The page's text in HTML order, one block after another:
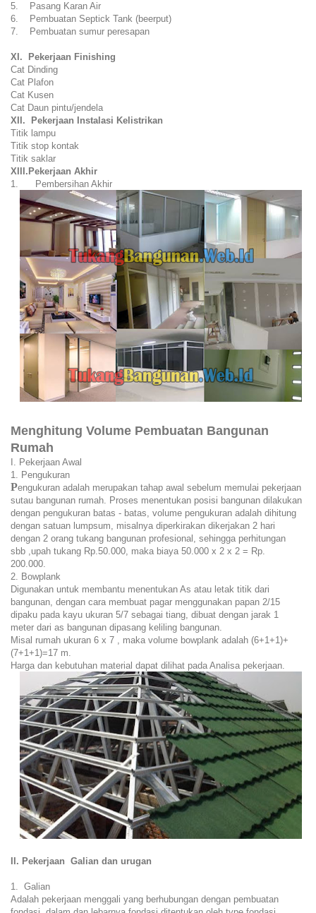
5. Pasang Karan Air
6. Pembuatan Septick Tank (beerput)
7. Pembuatan sumur peresapan
XI. Pekerjaan Finishing
Cat Dinding
Cat Plafon
Cat Kusen
Cat Daun pintu/jendela
XII. Pekerjaan Instalasi Kelistrikan
Titik lampu
Titik stop kontak
Titik saklar
XIII.Pekerjaan Akhir
1. Pembersihan Akhir
Menghitung Volume Pembuatan Bangunan
Rumah
I. Pekerjaan Awal
1. Pengukuran
Pengukuran adalah merupakan tahap awal sebelum memulai pekerjaan
sutau bangunan rumah. Proses menentukan posisi bangunan dilakukan
dengan pengukuran batas - batas, volume pengukuran adalah dihitung
dengan satuan lumpsum, misalnya diperkirakan dikerjakan 2 hari
dengan 2 orang tukang bangunan profesional, sehingga perhitungan
sbb ,upah tukang Rp.50.000, maka biaya 50.000 x 2 x 2 = Rp.
200.000.
2. Bowplank
Digunakan untuk membantu menentukan As atau letak titik dari
bangunan, dengan cara membuat pagar menggunakan papan 2/15
dipaku pada kayu ukuran 5/7 sebagai tiang, dibuat dengan jarak 1
meter dari as bangunan dipasang keliling bangunan.
Misal rumah ukuran 6 x 7 , maka volume bowplank adalah (6+1+1)+
(7+1+1)=17 m.
Harga dan kebutuhan material dapat dilihat pada Analisa pekerjaan.
II. Pekerjaan Galian dan urugan
1. Galian
Adalah pekerjaan menggali yang berhubungan dengan pembuatan